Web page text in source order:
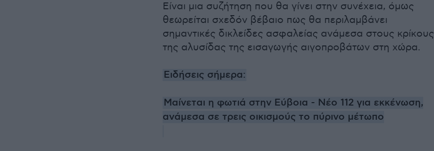
Είναι μια συζήτηση που θα γίνει στην συνέχεια, όμως
θεωρείται σχεδόν βέβαιο πως θα περιλαμβάνει
σημαντικές δικλείδες ασφαλείας ανάμεσα στους κρίκους
της αλυσίδας της εισαγωγής αιγοπροβάτων στη χώρα.
Ειδήσεις σήμερα:
Μαίνεται η φωτιά στην Εύβοια - Νέο 112 για εκκένωση,
ανάμεσα σε τρεις οικισμούς το πύρινο μέτωπο